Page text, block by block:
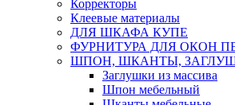
Корректоры
Клеевые материалы
ДЛЯ ШКАФА КУПЕ
ФУРНИТУРА ДЛЯ ОКОН
ШПОН, ШКАНТЫ,
Заглушки из массива
Шпон мебельный